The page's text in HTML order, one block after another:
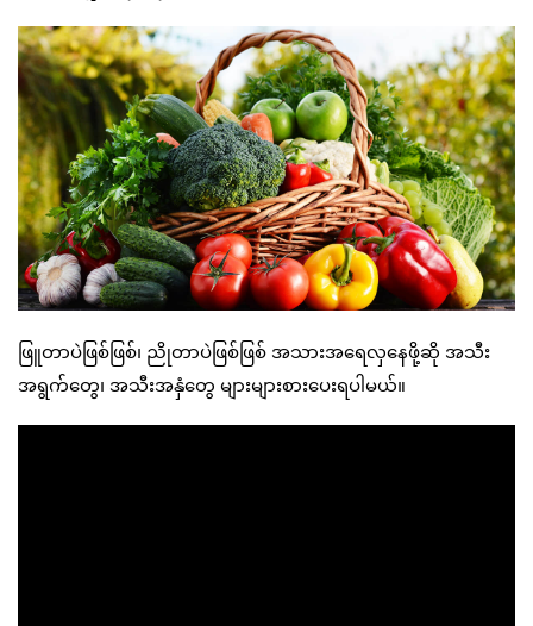
ဖြူတာပဲဖြစ်ဖြစ်၊ ညိုတာပဲဖြစ်ဖြစ် အသားအရေလှနေဖို့ဆို အသီး
အရွက်တွေ၊ အသီးအနှံတွေ များများစားပေးရပါမယ်။